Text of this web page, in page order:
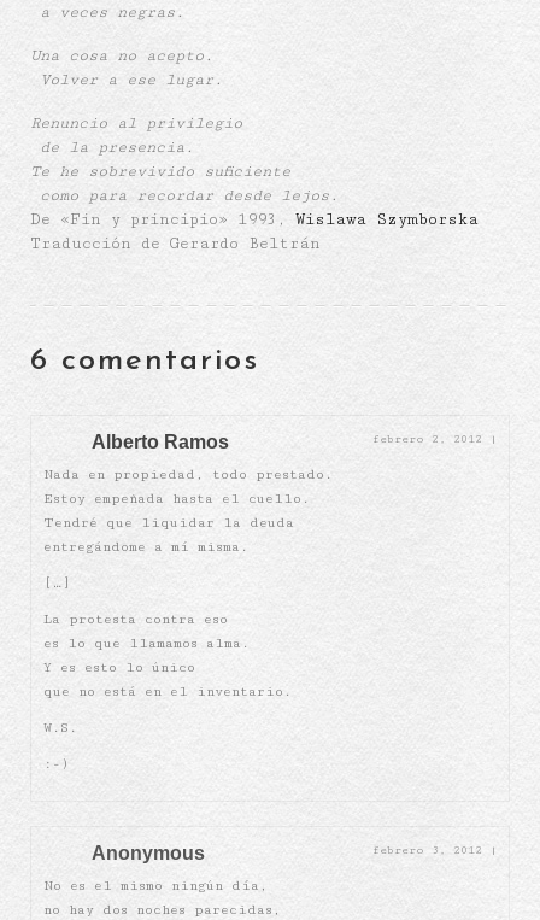
a veces negras.
Una cosa no acepto.
Volver a ese lugar.
Renuncio al privilegio
de la presencia.
Te he sobrevivido suficiente
como para recordar desde lejos.
De «Fin y principio» 1993, Wislawa Szymborska
Traducción de Gerardo Beltrán
6 comentarios
Alberto Ramos febrero 2, 2012 |
Nada en propiedad, todo prestado.
Estoy empeñada hasta el cuello.
Tendré que liquidar la deuda
entregándome a mí misma.
[…]
La protesta contra eso
es lo que llamamos alma.
Y es esto lo único
que no está en el inventario.
W.S.
:-)
Anonymous febrero 3, 2012 |
No es el mismo ningún día,
no hay dos noches parecidas,